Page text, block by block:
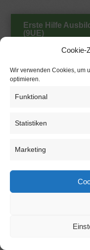
Cookie-
Wir verwenden Cookies, um
optimieren.
Funktional
Statistiken
Marketing
Erste Hilfe
(9UE)
2027
18
Erste Hilfe
(9UE)
2027